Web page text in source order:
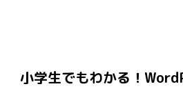
小学生でもわかる！